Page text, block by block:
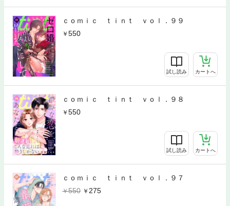
ｃｏｍｉｃ ｔｉｎｔ ｖｏｌ．９９
550
試し読み カートへ
ｃｏｍｉｃ ｔｉｎｔ ｖｏｌ．９８
550
試し読み カートへ
ｃｏｍｉｃ ｔｉｎｔ ｖｏｌ．９７
550
275